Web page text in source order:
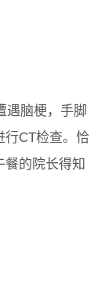
遇脑梗，手脚
行CT检查。恰
餐的院长得知